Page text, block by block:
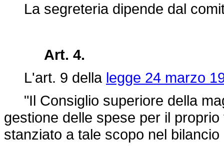
La segreteria dipende dal
Art. 4.
L'art. 9 della legge 24 marzo
"Il Consiglio superiore della
gestione delle spese per il
stanziato a tale scopo nel bilancio